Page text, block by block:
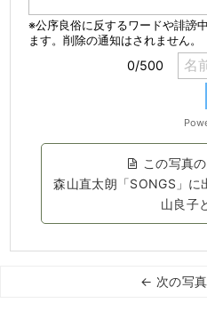
この写真
森山直太朗「SONGS」
山良子
← 次の写